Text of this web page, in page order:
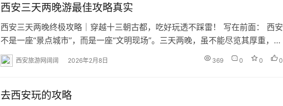
西安三天两晚游最佳攻略真实
西安三天两晚终极攻略｜穿越十三朝古都，吃好玩透不踩雷！ 写在前面： 西安
不是一座“景点城市”，而是一座“文明现场”。三天两晚，虽不能尽览其厚重，但
足以让你触摸盛世长安的脉搏。本攻略融合经典与在地体验，助你高效、深度
玩转西安。 行程核心思路 📅 三天两晚详细行程 第一天：盛唐气象·长安梦华
韵…
西安旅游网阔阔 2026年2月8日 369 0 0 0
去西安玩的攻略